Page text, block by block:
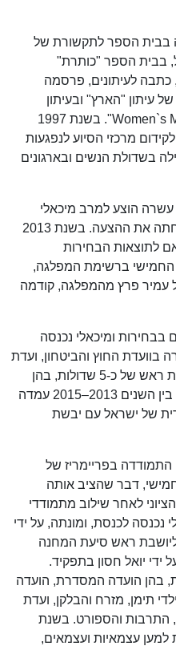
בבית הספר לתקשורת של
בבית הספר "כותרת"
כתבה לעיתונים, פרסמה
עיתון "הארץ" ובעיתון
הנשים האמריקאי, "Women`s Media Center". בשנת 1997
מרכזי הסיוע לנפגעות
בשדולת הנשים ובארגונים
הוצע למרב מיכאלי
להצטרף למפלגת מרצ אך היא דחתה את ההצעה. בשנת 2013
לתוצאות הבחירות
החמישי ברשימת המפלגה,
עמיר פרץ מהמפלגה, קודמה
קיבלה 15 מנדטים בבחירות ומיכאלי נכנסה
החוץ והביטחון, ועדת
החוקה, חוק ומשפט והייתה ליושבת ראש של כ-5 שדולות, בהן
קידום ספורט הנשים ומיגור העוני. בין השנים 2013–2015 עמדה
של ישראל עם יבשת
בפריימריז של
דבר שהציב אותה
לאחר שילוב מתמודדי
לכנסת, ומונתה, על ידי
ראש סיעת המחנה
2017 הוחלפה על ידי יואל חסון בתפקיד.
הייתה חברה בכ-9 ועדות, בהן הועדה המסדרת, הועדה
תימן, מזרח והבלקן, ועדת
התרבות והספורט. בשנת
למען עצמאיות ועצמאים,